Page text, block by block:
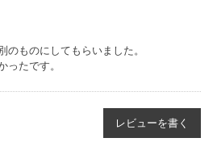
のものにしてもらいました。
ったです。
レビューを書く